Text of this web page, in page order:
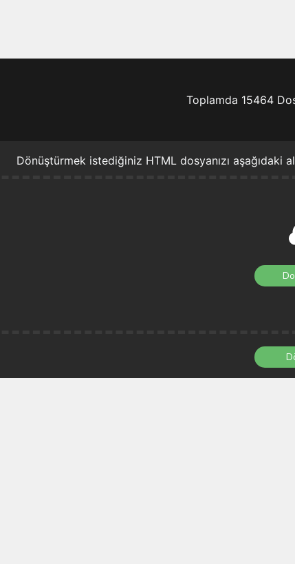
Toplamda 15464
Dönüştürmek istediğiniz HTML dosyanızı aşağıdaki